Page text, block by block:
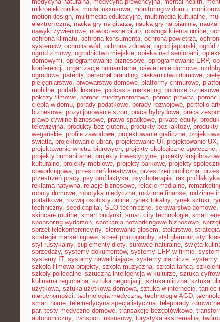
medycyna naturalna, medycyna prewencyjna, mental health,
mikroelektronika, moda luksusowa, monitoring w domu,
motion design, multimedia edukacyjne, multimedia kulturalne,
elektroniczna, nauka gry na gitarze, nauka gry na pianinie, nauka
nawyki żywieniowe, nowoczesne biuro, obsługa klienta online,
ochrona klimatu, ochrona konsumenta, ochrona powietrza,
systemów, ochrona wód, ochrona zdrowia, ogród japoński, ogród
ogród zimowy, ogrodnictwo miejskie, opieka nad seniorami,
domowymi, oprogramowanie biznesowe, oprogramowanie ERP,
konferencji, organizacje humanitarne, oświetlenie domowe,
ogrodowe, patenty, personal branding, piekarnictwo domowe,
pielęgniarstwo, piwowarstwo domowe, platformy chmurowe,
mobilne, podatki lokalne, podcasts marketing, podróże biznesowe
pokazy filmowe, pomoc międzynarodowa, pomoc prawna, pomoc
ciepła w domu, porady podatkowe, porady rozwojowe, portfolio
biznesowe, pozycjonowanie stron, praca hybrydowa, praca
prawo cywilne biznesowe, prawo spadkowe, private equity,
telewizyjna, produkty bez glutenu, produkty bez laktozy, produkty
wegańskie, profile zawodowe, projektowanie graficzne,
światła, projektowanie ubrań, projektowanie UI , projektowanie UX,
projektowanie wnętrz biurowych, projekty ekologiczne społeczne,
projekty humanitarne, projekty inwestycyjne, projekty
kulturalne, projekty meblowe, projekty parkowe, projekty
coworkingowa, przestrzeń kreatywna, przestrzeń publiczna,
przestrzeń pracy, psy profilaktyka, psychoterapia, rak profilaktyka
reklama natywna, relacje biznesowe, relacje medialne,
roboty domowe, robotyka medyczna, rodzinne finanse, rodzinne
podatkowe, rozwój osobisty online, rynek lokalny, rynek sztuki,
techniczny, seed capital , SEO techniczne, serowarstwo domowe,
skincare routine, smart budynki, smart city technologie, smart
sponsoring wydarzeń, spotkania networkingowe biznesowe,
sprzęt telekonferencyjny, sterowanie głosem, stolarstwo,
strategie marketingowe, street photography, styl glamour, styl
styl rustykalny, suplementy diety, surowce naturalne, święta
sprzedaży, systemy dokumentów, systemy ERP w firmie,
systemy IT, systemy nawadniające, systemy płatnicze, systemy
szkoła filmowa projekty, szkoła muzyczna, szkoła tańca,
szkoły policealne, sztuczna inteligencja w kulturze, sztuka
kulinarna regionalna, sztuka negocjacji, sztuka uliczna, sztuka
użytkowa, sztuka użytkowa domowa, sztuka w internecie, taniec
nieruchomości, technologia medyczna, technologie AGD,
smart home, telemedycyna specjalistyczna, teleporady zdrowotne
par, testy medyczne domowe, transakcje bezgotówkowe,
autonomiczny, transport luksusowy, turystyka ekstremalna,